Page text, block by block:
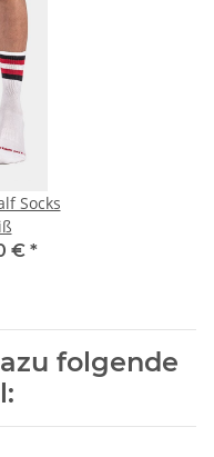
Socks
€ *
folgende